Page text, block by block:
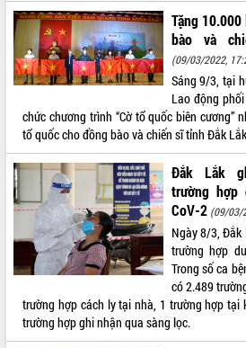
Lễ truy tặng danh hiệu “Bà Mẹ Việt
Nam Anh hùng” và trao Huân chương
Lao động
UBND tỉnh Đắk Lắk triển khai nhiệm
vụ 6 tháng cuối năm 2026
Kỳ họp thứ Hai, Hội đồng nhân dân
tỉnh khóa XI quyết nghị nhiều nội dung
quan trọng
Bí thư Tỉnh ủy Lương Nguyễn Minh
Triết thăm, tặng quà người có công với
cách mạng
Rà soát, hoàn thiện hệ thống thiết chế
văn hóa, thể thao đáp ứng yêu cầu
phát triển mới
Thường trực HĐND tỉnh Đắk Lắk gặp
mặt Đoàn chuyên gia y tế TP. Hồ Chí
Minh
Lễ truy điệu và an táng hài cốt liệt sĩ
ALBUM ẢNH
LIÊN KẾT WEB
THỐNG KÊ TRUY CẬP
Tặng
bào và
(09/03/2022,
Sáng 9/3, tại
Lao động
chức chương trình “Cờ tổ quốc biên cương”
tổ quốc cho đồng bào và chiến sĩ tỉnh Đắk
Đắk Lắk
trường hợp
CoV-2 (09/03/
Ngày 8/3, Đắk
trường hợp
Trong số ca
có 2.489
trường hợp cách ly tại nhà, 1 trường hợp tại
trường hợp ghi nhận qua sàng lọc.